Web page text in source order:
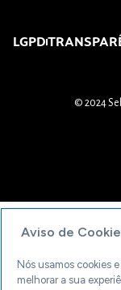
LGPD
© 2024
Aviso de
Nós usamos cookies
melhorar a sua